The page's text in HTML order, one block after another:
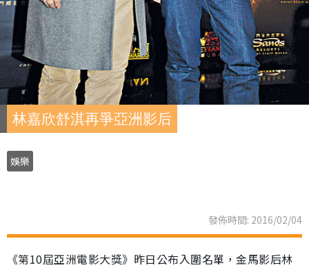
林嘉欣舒淇再爭亞洲影后
娛樂
發佈時間: 2016/02/04
《第10屆亞洲電影大獎》昨日公布入圍名單，金馬影后林